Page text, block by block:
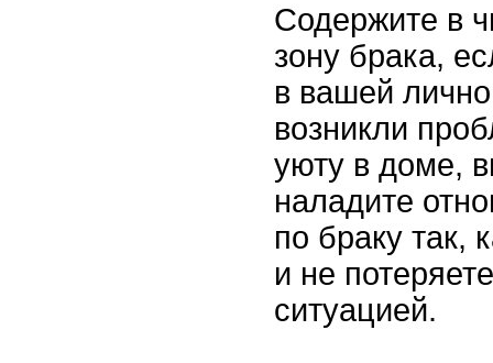
Содержите в
зону брака,
в вашей
возникли
уюту в доме,
наладите
по браку так,
и не
ситуацией.